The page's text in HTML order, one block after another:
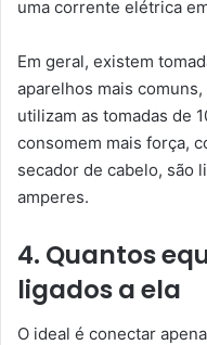
uma corrente elétrica
Em geral, existem
aparelhos mais
utilizam as tomadas de
consomem mais força,
secador de cabelo, são
amperes.
4. Quantos
ligados a ela
O ideal é conectar